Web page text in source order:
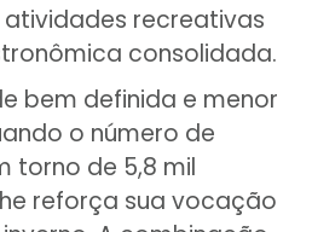
atividades recreativas
consolidada.
bem definida e menor
o número de
torno de 5,8 mil
reforça sua vocação